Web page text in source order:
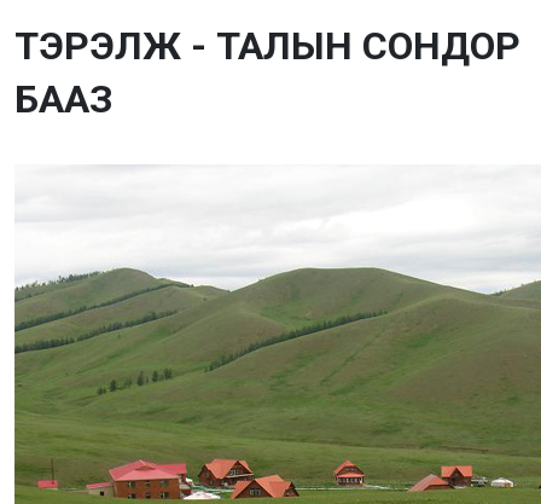
ТЭРЭЛЖ - ТАЛЫН СОНДОР
БААЗ